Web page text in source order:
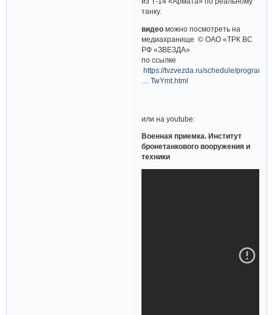
танку.
видеоможно посмотреть на
медиахранище © ОАО «ТРК ВС
РФ «ЗВЕЗДА»
по ссылке
https://tvzvezda.ru/schedule/programs/
… TwYmt.html
или на youtube:
Военная приемка. Институт
бронетанкового вооружения и
техники